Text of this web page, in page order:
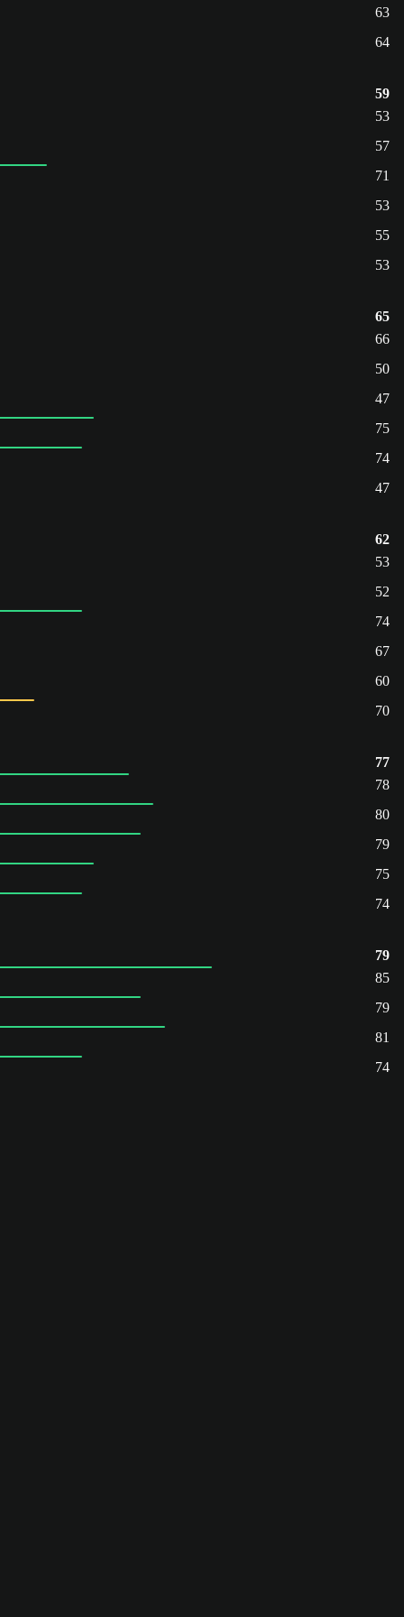
63
64
59
53
57
71
53
55
53
65
66
50
47
75
74
47
62
53
52
74
67
60
70
77
78
80
79
75
74
79
85
79
81
74